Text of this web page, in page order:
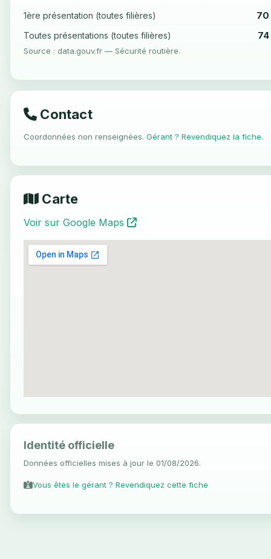
1ère présentation (toutes filières) 70
Toutes présentations (toutes filières)
Source : data.gouv.fr — Sécurité routière.
Contact
Coordonnées non renseignées. Gérant ? Revendiquez la fiche.
Carte
Voir sur Google Maps
Identité officielle
Données officielles mises à jour le 01/08/2026.
Vous êtes le gérant ? Revendiquez cette fiche